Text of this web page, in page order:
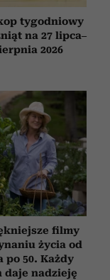
tygodniowy
na 27 lipca–
2026
filmy
życia od
po 50. Każdy
daje nadzieję